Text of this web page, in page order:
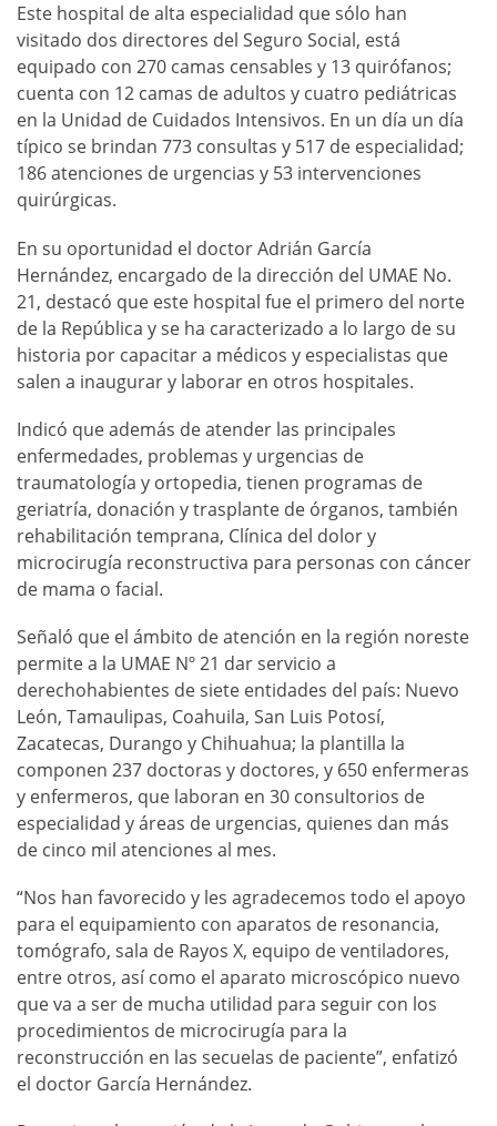
Este hospital de alta especialidad que sólo han
visitado dos directores del Seguro Social, está
equipado con 270 camas censables y 13 quirófanos;
cuenta con 12 camas de adultos y cuatro pediátricas
en la Unidad de Cuidados Intensivos. En un día un día
típico se brindan 773 consultas y 517 de especialidad;
186 atenciones de urgencias y 53 intervenciones
quirúrgicas.
En su oportunidad el doctor Adrián García
Hernández, encargado de la dirección del UMAE No.
21, destacó que este hospital fue el primero del norte
de la República y se ha caracterizado a lo largo de su
historia por capacitar a médicos y especialistas que
salen a inaugurar y laborar en otros hospitales.
Indicó que además de atender las principales
enfermedades, problemas y urgencias de
traumatología y ortopedia, tienen programas de
geriatría, donación y trasplante de órganos, también
rehabilitación temprana, Clínica del dolor y
microcirugía reconstructiva para personas con cáncer
de mama o facial.
Señaló que el ámbito de atención en la región noreste
permite a la UMAE Nº 21 dar servicio a
derechohabientes de siete entidades del país: Nuevo
León, Tamaulipas, Coahuila, San Luis Potosí,
Zacatecas, Durango y Chihuahua; la plantilla la
componen 237 doctoras y doctores, y 650 enfermeras
y enfermeros, que laboran en 30 consultorios de
especialidad y áreas de urgencias, quienes dan más
de cinco mil atenciones al mes.
“Nos han favorecido y les agradecemos todo el apoyo
para el equipamiento con aparatos de resonancia,
tomógrafo, sala de Rayos X, equipo de ventiladores,
entre otros, así como el aparato microscópico nuevo
que va a ser de mucha utilidad para seguir con los
procedimientos de microcirugía para la
reconstrucción en las secuelas de paciente”, enfatizó
el doctor García Hernández.